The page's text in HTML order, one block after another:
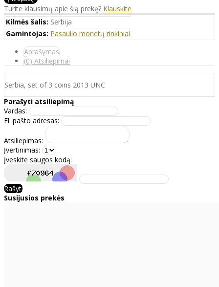
Turite klausimų apie šią prekę? Klauskite
Kilmės šalis: Serbija
Gamintojas: Pasaulio monetų rinkiniai
Aprašymas
(0) Atsiliepimai
Serbia, set of 3 coins 2013 UNC
Parašyti atsiliepimą
Vardas:
El. pašto adresas:
Atsiliepimas:
Įvertinimas:
Įveskite saugos kodą:
Rašyti
Susijusios prekės